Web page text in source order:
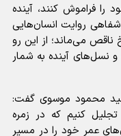
را فراموش کنند، آینده
شفاهی روایت انسان‌هایی
می‌ماند؛ از این رو
نسل‌های آینده به شمار
سید محمود موسوی گفت:
کنیم که در زمره
عمر خود را در مسیر